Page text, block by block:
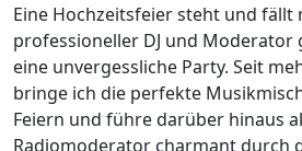
Eine Hochzeitsfeier steht und fällt
professioneller DJ und
eine unvergessliche Party. Seit
bringe ich die perfekte
Feiern und führe darüber hinaus
Radiomoderator charmant durch